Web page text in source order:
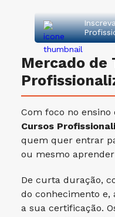
Mercado de
Com foco no
Cursos
quem quer entrar
ou mesmo
De curta duração,
do conhecimento e,
a sua certificação.